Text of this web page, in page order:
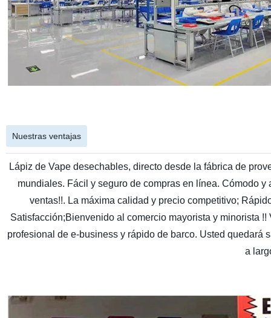
Nuestras ventajas
Lápiz de Vape desechables, directo desde la fábrica de
mundiales. Fácil y seguro de compras en línea. Cómodo
ventas!!. La máxima calidad y precio competitivo;
Satisfacción;Bienvenido al comercio mayorista y minorista
profesional de e-business y rápido de barco. Usted
a